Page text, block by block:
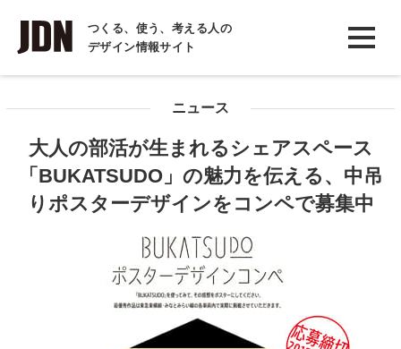
つくる、使う、考える人の
デザイン情報サイト
INTERVIEW
インタビュー
COLUMN
コラム
ニュース
大人の部活が生まれるシェアスペース
「BUKATSUDO」の魅力を伝える、中吊
りポスターデザインをコンペで募集中